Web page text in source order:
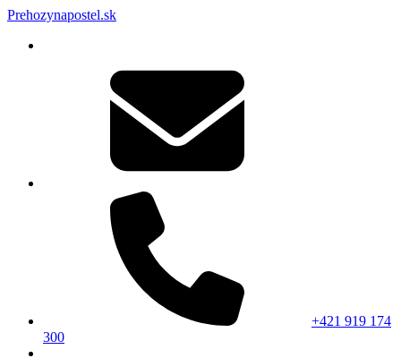
Prehozynapostel.sk
+421 919 174
300